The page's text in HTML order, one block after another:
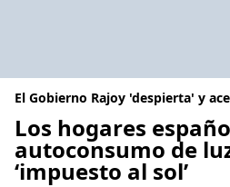
El Gobierno Rajoy 'despierta' y
Los hogares
autoconsumo de
‘impuesto al sol’